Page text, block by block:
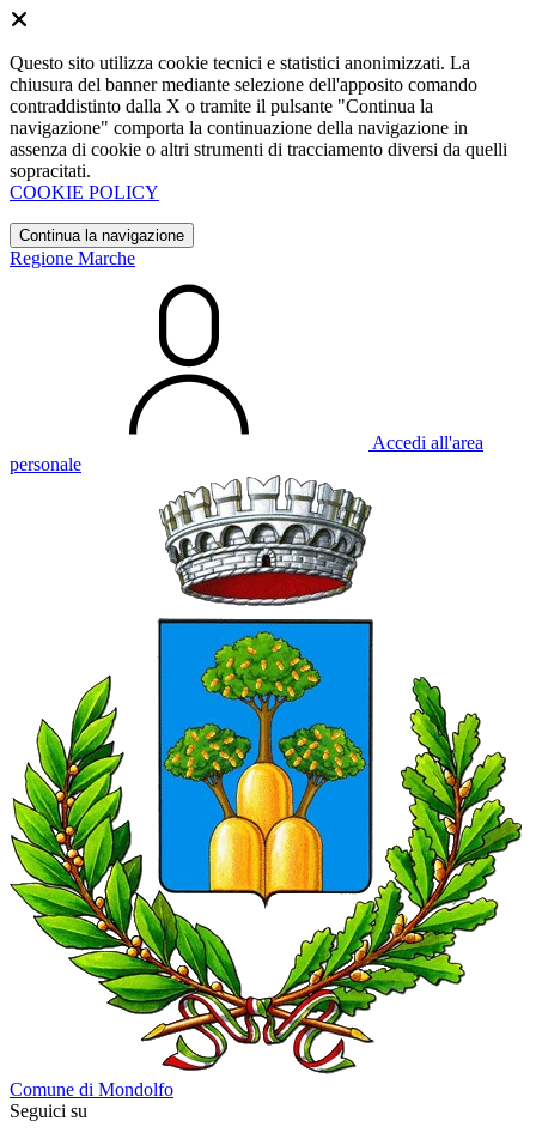
Questo sito utilizza cookie tecnici e statistici anonimizzati. La
chiusura del banner mediante selezione dell'apposito comando
contraddistinto dalla X o tramite il pulsante "Continua la
navigazione" comporta la continuazione della navigazione in
assenza di cookie o altri strumenti di tracciamento diversi da quelli
sopracitati.
COOKIE POLICY
Continua la navigazione
Regione Marche
Accedi all'area
personale
Comune di Mondolfo
Seguici su